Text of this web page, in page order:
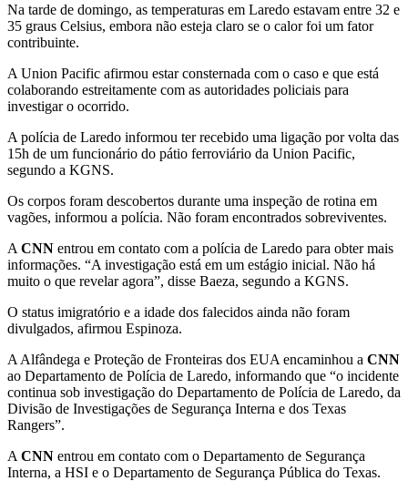
Na tarde de domingo, as temperaturas em Laredo estavam entre 32 e
35 graus Celsius, embora não esteja claro se o calor foi um fator
contribuinte.
A Union Pacific afirmou estar consternada com o caso e que está
colaborando estreitamente com as autoridades policiais para
investigar o ocorrido.
A polícia de Laredo informou ter recebido uma ligação por volta das
15h de um funcionário do pátio ferroviário da Union Pacific,
segundo a KGNS.
Os corpos foram descobertos durante uma inspeção de rotina em
vagões, informou a polícia. Não foram encontrados sobreviventes.
A CNN entrou em contato com a polícia de Laredo para obter mais
informações. “A investigação está em um estágio inicial. Não há
muito o que revelar agora”, disse Baeza, segundo a KGNS.
O status imigratório e a idade dos falecidos ainda não foram
divulgados, afirmou Espinoza.
A Alfândega e Proteção de Fronteiras dos EUA encaminhou a CNN
ao Departamento de Polícia de Laredo, informando que “o incidente
continua sob investigação do Departamento de Polícia de Laredo, da
Divisão de Investigações de Segurança Interna e dos Texas
Rangers”.
A CNN entrou em contato com o Departamento de Segurança
Interna, a HSI e o Departamento de Segurança Pública do Texas.